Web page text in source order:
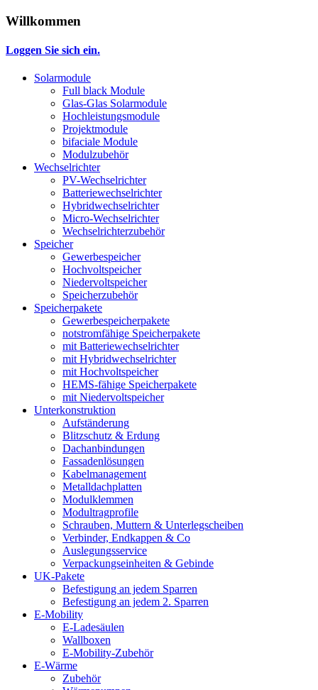
Willkommen
Loggen Sie sich ein.
Solarmodule
Full black Module
Glas-Glas Solarmodule
Hochleistungsmodule
Projektmodule
bifaciale Module
Modulzubehör
Wechselrichter
PV-Wechselrichter
Batteriewechselrichter
Hybridwechselrichter
Micro-Wechselrichter
Wechselrichterzubehör
Speicher
Gewerbespeicher
Hochvoltspeicher
Niedervoltspeicher
Speicherzubehör
Speicherpakete
Gewerbespeicherpakete
notstromfähige Speicherpakete
mit Batteriewechselrichter
mit Hybridwechselrichter
mit Hochvoltspeicher
HEMS-fähige Speicherpakete
mit Niedervoltspeicher
Unterkonstruktion
Aufständerung
Blitzschutz & Erdung
Dachanbindungen
Fassadenlösungen
Kabelmanagement
Metalldachplatten
Modulklemmen
Modultragprofile
Schrauben, Muttern & Unterlegscheiben
Verbinder, Endkappen & Co
Auslegungsservice
Verpackungseinheiten & Gebinde
UK-Pakete
Befestigung an jedem Sparren
Befestigung an jedem 2. Sparren
E-Mobility
E-Ladesäulen
Wallboxen
E-Mobility-Zubehör
E-Wärme
Zubehör